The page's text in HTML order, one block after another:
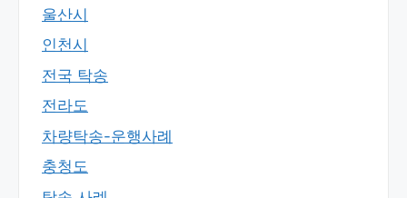
울산시
인천시
전국 탁송
전라도
차량탁송-운행사례
충청도